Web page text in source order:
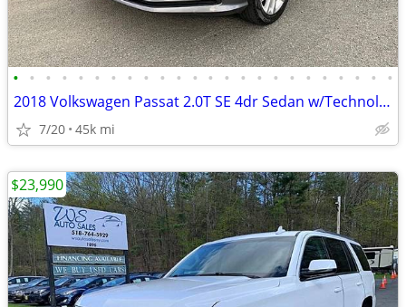
• • • • • • • • • • • • • • • • • • • • • • • •
2018 Volkswagen Passat 2.0T SE 4dr Sedan w/Technology
7/20 45k mi
$23,990